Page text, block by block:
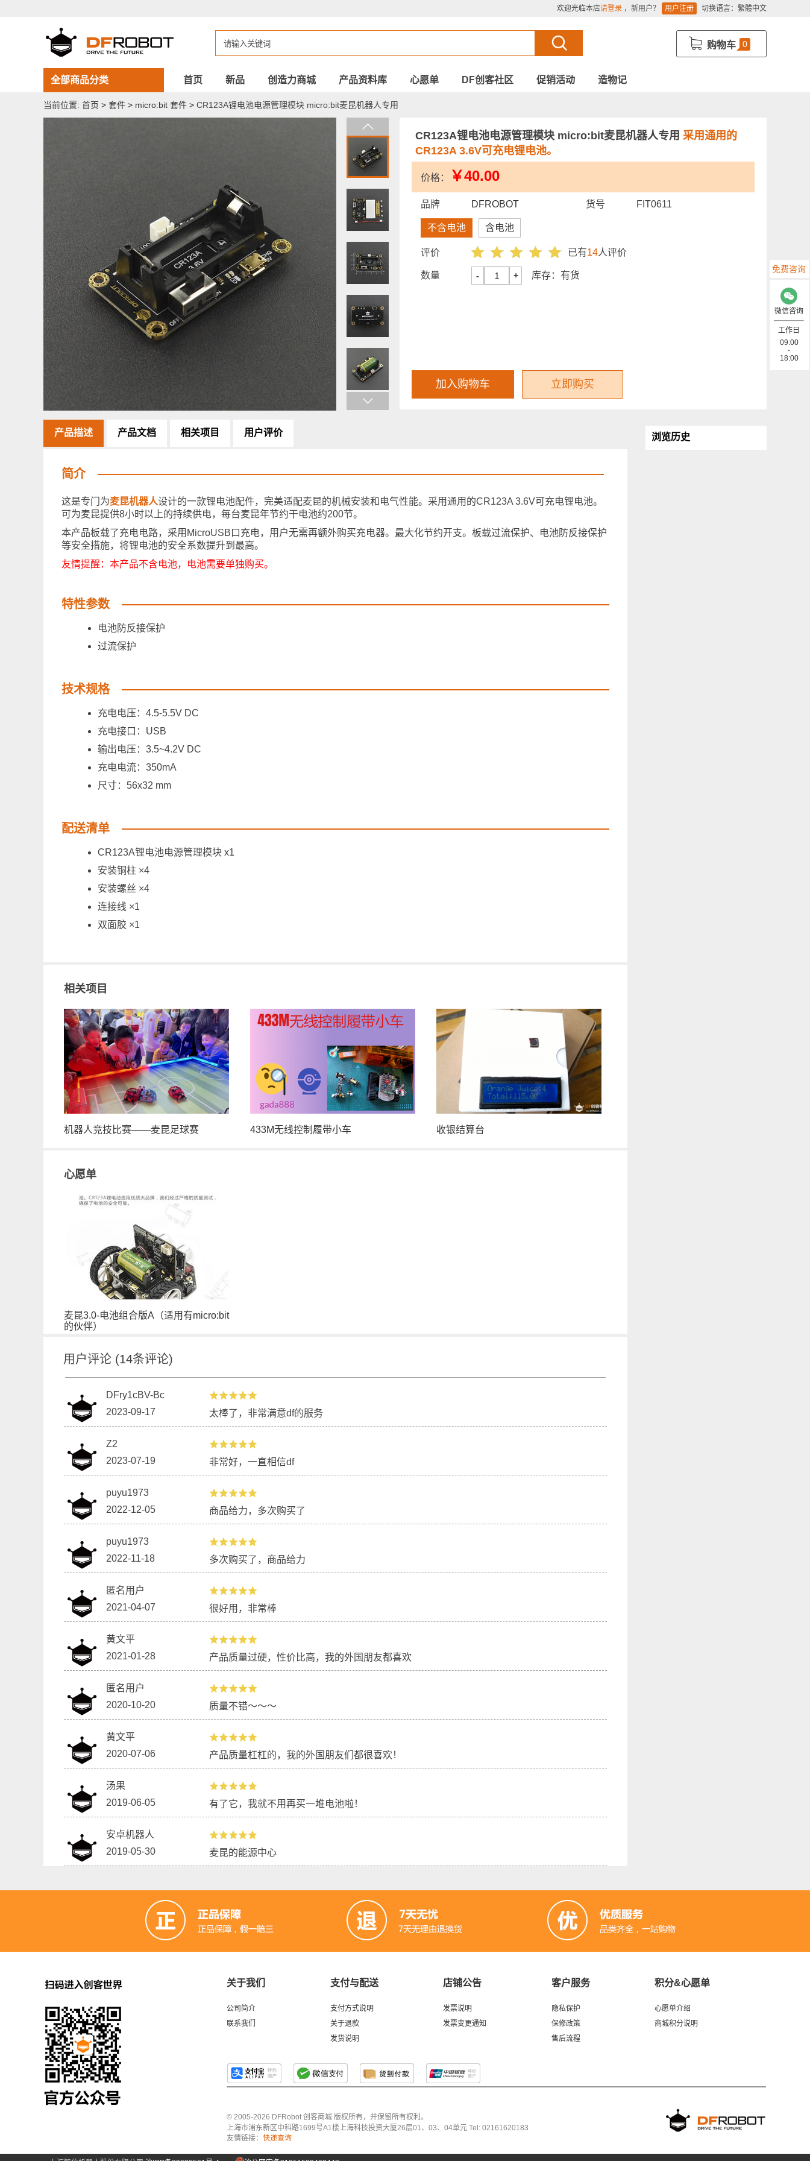
micro:bit
欢迎光临本店请登录 ，新用户？ 用户注册 切换语言： 繁體中文
购物车 0
全部商品分类 首页 新品 创造力商城 产品资料库 心愿单 DF创客社区 促销活动 造物记
当前位置: 首页 > 套件 > micro:bit 套件 > CR123A锂电池电源管理模块 micro:bit麦昆机器人专用
CR123A锂电池电源管理模块 micro:bit麦昆机器人专用 采用通用的
CR123A 3.6V可充电锂电池。
价格： ￥40.00
品牌 DFROBOT 货号 FIT0611
不含电池 含电池
评价 已有14人评价
数量 - + 库存： 有货
加入购物车 立即购买
产品描述 产品文档 相关项目 用户评价
简介
这是专门为麦昆机器人设计的一款锂电池配件，完美适配麦昆的机械安装和电气性能。采用通用的CR123A 3.6V可充电锂电池。
可为麦昆提供8小时以上的持续供电，每台麦昆年节约干电池约200节。
本产品板载了充电电路，采用MicroUSB口充电，用户无需再额外购买充电器。最大化节约开支。板载过流保护、电池防反接保护
等安全措施，将锂电池的安全系数提升到最高。
友情提醒：本产品不含电池，电池需要单独购买。
特性参数
电池防反接保护
过流保护
技术规格
充电电压：4.5-5.5V DC
充电接口：USB
输出电压：3.5~4.2V DC
充电电流：350mA
尺寸：56x32 mm
配送清单
CR123A锂电池电源管理模块 x1
安装铜柱 ×4
安装螺丝 ×4
连接线 ×1
双面胶 ×1
相关项目
机器人竞技比赛——麦昆足球赛 433M无线控制履带小车 收银结算台
心愿单
麦昆3.0-电池组合版A（适用有micro:bit
的伙伴）
用户评论 (14条评论)
DFry1cBV-Bc
2023-09-17
太棒了，非常满意df的服务
Z2
2023-07-19
非常好，一直相信df
puyu1973
2022-12-05
商品给力，多次购买了
puyu1973
2022-11-18
多次购买了，商品给力
匿名用户
2021-04-07
很好用，非常棒
黄文平
2021-01-28
产品质量过硬，性价比高，我的外国朋友都喜欢
匿名用户
2020-10-20
质量不错～～～
黄文平
2020-07-06
产品质量杠杠的，我的外国朋友们都很喜欢！
汤果
2019-06-05
有了它，我就不用再买一堆电池啦！
安卓机器人
2019-05-30
麦昆的能源中心
浏览历史
关于我们
公司简介
联系我们
支付与配送
支付方式说明
关于退款
发货说明
店铺公告
发票说明
发票变更通知
客户服务
隐私保护
保修政策
售后流程
积分&心愿单
心愿单介绍
商城积分说明
© 2005-2026 DFRobot 创客商城 版权所有，并保留所有权利。
上海市浦东新区中科路1699号A1楼上海科技投资大厦26层01、03、04单元 Tel: 02161620183
友情链接： 快递查询
免费咨询
微信咨询
工作日
09:00
-
18:00